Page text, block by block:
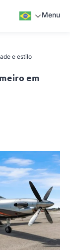
Menu
e estilo
em